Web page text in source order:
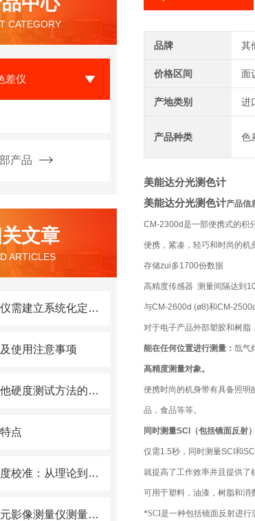
CATEGORY
差仪
产品
文章
ARTICLES
东京精密圆柱度仪需建立系统化定期维护机制的重要性分享
使用注意事项
邵氏硬度计与其他硬度测试方法的比较与选择
点
二次元影像仪精度校准：从理论到实践的全面解析
这些会影响二次元影像测量仪测量速度的因素您知道吗？
品牌 其
价格区间 面
产地类别 进
产品种类 色
美能达分光测色计
美能达分光测色计产品信
CM-2300d是一部便携式的积
便携，紧凑，轻巧和时尚的机
存储zui多1700份数据
高精度传感器 测量间隔达到
与CM-2600d (ø8)和CM-
对于电子产品外部塑胶和树脂
能在任何位置进行测量： 氙气
高精度测量对象。
便携时尚的机身带有具备照明
品，食品等等。
同时测量SCI（包括镜面反射
仅需1.5秒，同时测量SCI和
就提高了工作效率并且提供了
可用于塑料， 油漆 ，树脂和消
*SCI是一种包括镜面反射进行